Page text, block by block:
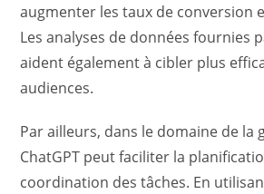
augmenter les taux de conversion
Les analyses de données fournies
aident également à cibler plus
audiences.
Par ailleurs, dans le domaine de la
ChatGPT peut faciliter la
coordination des tâches. En